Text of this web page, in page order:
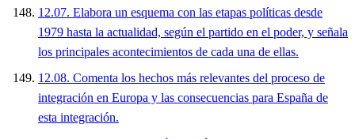
12.07. Elabora un esquema con las etapas políticas desde
1979 hasta la actualidad, según el partido en el poder, y señala
los principales acontecimientos de cada una de ellas.
12.08. Comenta los hechos más relevantes del proceso de
integración en Europa y las consecuencias para España de
esta integración.